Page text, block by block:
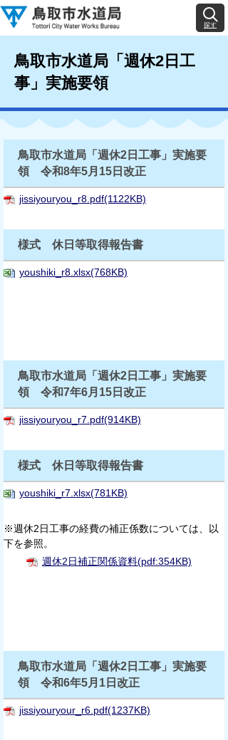
探す
鳥取市水道局「週休2日工
事」実施要領
鳥取市水道局「週休2日工事」実施要
領 令和8年5月15日改正
jissiyouryou_r8.pdf(1122KB)
様式 休日等取得報告書
youshiki_r8.xlsx(768KB)
鳥取市水道局「週休2日工事」実施要
領 令和7年6月15日改正
jissiyouryou_r7.pdf(914KB)
様式 休日等取得報告書
youshiki_r7.xlsx(781KB)
※週休2日工事の経費の補正係数については、以
下を参照。
週休2日補正関係資料(pdf:354KB)
鳥取市水道局「週休2日工事」実施要
領 令和6年5月1日改正
jissiyouryour_r6.pdf(1237KB)